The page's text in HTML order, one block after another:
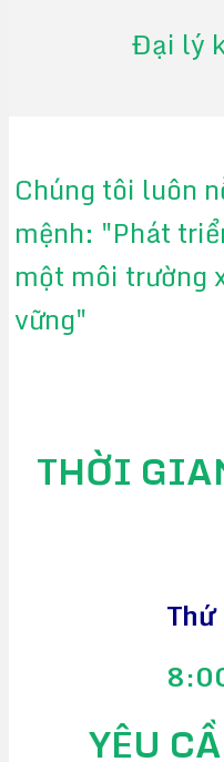
Đại lý
Chúng tôi luôn
mệnh: "Phát
một môi trường
vững"
THỜI
Thứ
YÊU